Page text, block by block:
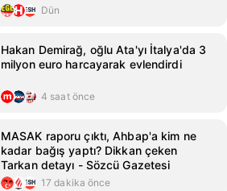
Dün
Hakan Demirağ, oğlu Ata'yı İtalya'da 3
milyon euro harcayarak evlendirdi
4 saat önce
MASAK raporu çıktı, Ahbap'a kim ne
kadar bağış yaptı? Dikkan çeken
Tarkan detayı - Sözcü Gazetesi
17 dakika önce